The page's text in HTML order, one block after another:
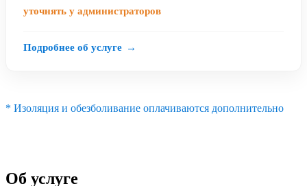
уточнять у администраторов
Подробнее об услуге →
* Изоляция и обезболивание оплачиваются дополнительно
Об услуге